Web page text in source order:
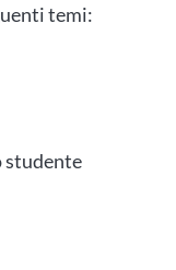
temi:
studente